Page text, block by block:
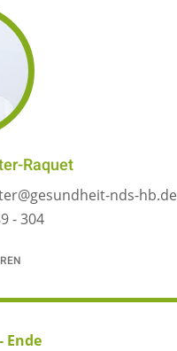
Raquet
nds-hb.de
- 304
Ende